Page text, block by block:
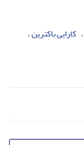
کارایی باکترین